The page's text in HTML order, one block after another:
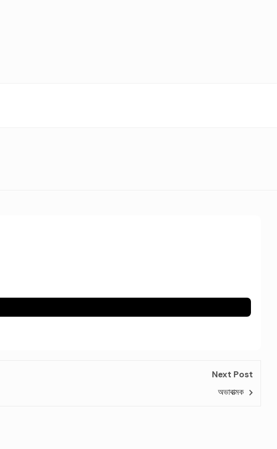
Next Post
অভাবাত্মক